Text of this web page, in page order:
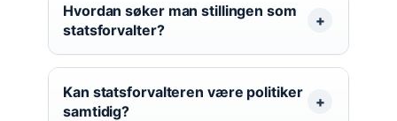
Hvordan søker man stillingen som
statsforvalter?
Kan statsforvalteren være politiker
samtidig?